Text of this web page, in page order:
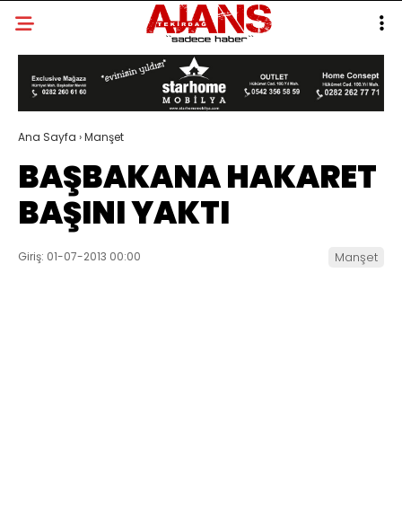
Ana Sayfa ›Manşet
BAŞBAKANA HAKARET
BAŞINI YAKTI
Giriş: 01-07-2013 00:00 Manşet